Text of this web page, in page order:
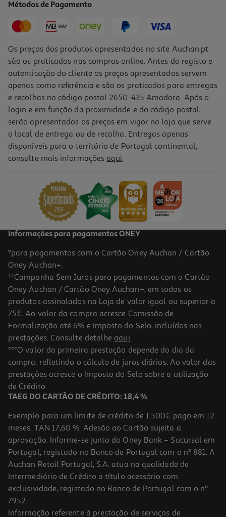
15,90 € PVP de editor
-10%
Livro O Buraco Da Agulha - Ken Follett
PVP de editor
18,81 €
-10%
Livro Assassinato Na Livraria Sue Minix
17.91 €/un
19,90 € PVP de editor
17,91 €
-10%
Métodos de Pagamento
Os preços dos produtos apresentados no site Auchan.pt
são os praticados nas compras online. Antes do registo e
autenticação do cliente os preços apresentados servem
apenas como referência e são os praticados para entregas
e recolhas no código postal 2650-435 Amadora. Após o
login e em função da proximidade e do código postal,
serão apresentados os preços em vigor na loja que serve
o local de entrega ou de recolha. Entregas apenas
disponíveis para o território de Portugal continental,
consulte mais informações aqui.
Informações para pagamentos ONEY
*para pagamentos com o Cartão Oney Auchan / Cartão
Oney Auchan+.
**Campanha Sem Juros para pagamentos com o Cartão
Oney Auchan / Cartão Oney Auchan+, em todos os
produtos assinalados na Loja de valor igual ou superior a
75€. Ao valor da compra acresce Comissão de
Formalização até 6% e Imposto do Selo, incluídos nas
prestações. Consulte detalhe aqui.
***O valor da primeira prestação depende do dia da
compra, refletindo o cálculo de juros diários. Ao valor das
prestações acresce o Imposto do Selo sobre a utilização
de Crédito.
TAEG DO CARTÃO DE CRÉDITO: 18,4 %
Exemplo para um limite de crédito de 1.500€ pago em 12
meses. TAN 17,60 %. Adesão ao Cartão sujeita a
aprovação. Informe-se junto do Oney Bank – Sucursal em
Portugal, registado no Banco de Portugal com o nº 881. A
Auchan Retail Portugal, S.A. atua na qualidade de
Intermediário de Crédito a título acessório com
exclusividade, registado no Banco de Portugal com o nº
7952.
Informação referente à prestação de serviços de